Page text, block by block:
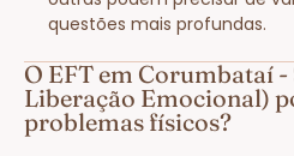
questões mais profundas.
O EFT em Corumbataí -
Liberação Emocional)
problemas físicos?